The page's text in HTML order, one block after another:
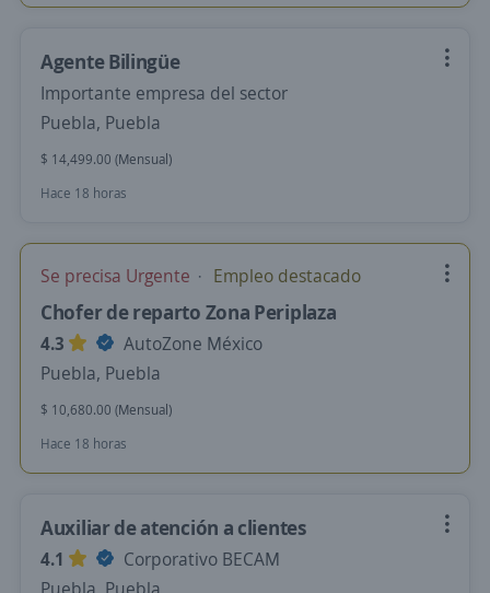
Agente Bilingüe
Importante empresa del sector
Puebla, Puebla
$ 14,499.00 (Mensual)
Hace 18 horas
Se precisa Urgente Empleo destacado
Chofer de reparto Zona Periplaza
4.3
AutoZone México
Puebla, Puebla
$ 10,680.00 (Mensual)
Hace 18 horas
Auxiliar de atención a clientes
4.1
Corporativo BECAM